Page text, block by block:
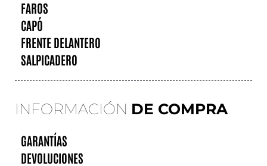
FAROS
CAPÓ
FRENTE DELANTERO
SALPICADERO
INFORMACIÓN DE COMPRA
GARANTÍAS
DEVOLUCIONES